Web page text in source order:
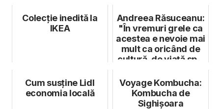
Colecție inedită la
IKEA
Andreea Răsuceanu:
"În vremuri grele ca
acestea e nevoie mai
mult ca oricând de
cultură, de viață sp...
Cum susține Lidl
economia locală
Voyage Kombucha:
Kombucha de
Sighișoara